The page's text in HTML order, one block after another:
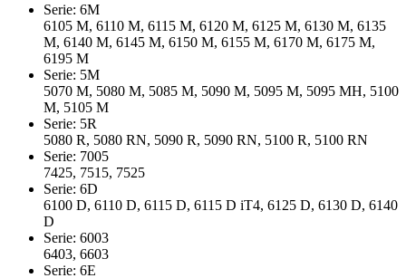
Serie: 6M
6105 M, 6110 M, 6115 M, 6120 M, 6125 M, 6130 M, 6135
M, 6140 M, 6145 M, 6150 M, 6155 M, 6170 M, 6175 M,
6195 M
Serie: 5M
5070 M, 5080 M, 5085 M, 5090 M, 5095 M, 5095 MH, 5100
M, 5105 M
Serie: 5R
5080 R, 5080 RN, 5090 R, 5090 RN, 5100 R, 5100 RN
Serie: 7005
7425, 7515, 7525
Serie: 6D
6100 D, 6110 D, 6115 D, 6115 D iT4, 6125 D, 6130 D, 6140
D
Serie: 6003
6403, 6603
Serie: 6E